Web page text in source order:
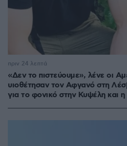
«Δεν το πιστεύουμε», λένε οι
υιοθέτησαν τον Αφγανό στη
για το φονικό στην Κυψέλη και
πριν 24 λεπτά